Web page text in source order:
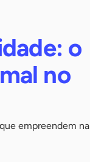
o
no
empreendem na